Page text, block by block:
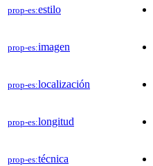
prop-es:estilo
prop-es:imagen
prop-es:localización
prop-es:longitud
prop-es:técnica